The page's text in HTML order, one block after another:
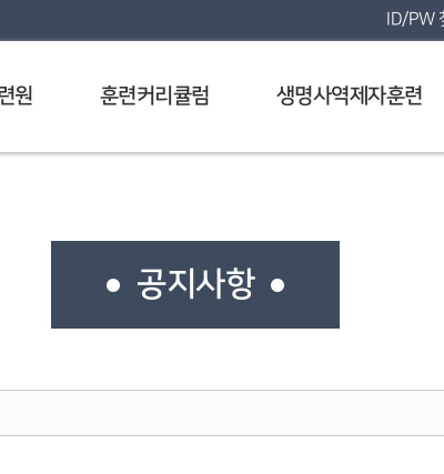
ID/PW
원 훈련커리큘럼 생명사역제자훈련
공지사항